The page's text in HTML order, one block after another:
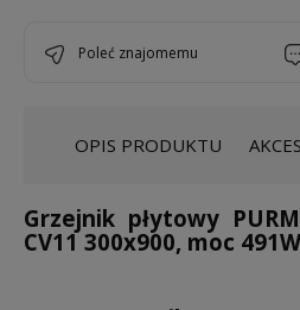
poleć znajomemu
OPIS PRODUKTU
Grzejnik płytowy
CV11 300x900, moc